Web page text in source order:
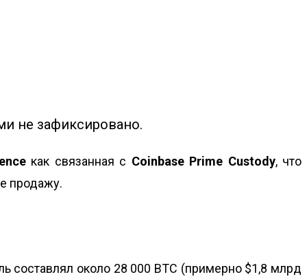
не зафиксировано.
как связанная с Coinbase Prime Custody, что
продажу.
составлял около 28 000 BTC (примерно $1,8 млрд